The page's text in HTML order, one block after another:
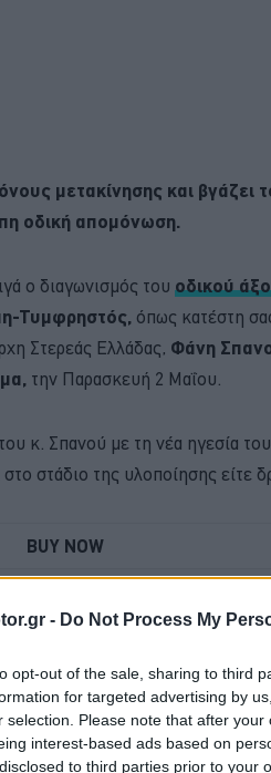
- Do Not Process My
opt-out of the sale, sharing to third
for targeted advertising by
selection. Please note that after
interest-based ads based on
to third parties prior to your
μετακίνησης και βγάζει
οδική απομόνωση.
ο διαγωνισμός του οδικού
Τυμφρηστός, όπως κατέστη
Στερεάς Ελλάδας, Φάνη
την Παρασκευή 2 Μαΐου.
κ. Σπανού με τη νέα ηγεσία
στο στάδιο της υλοποίησης είτε
BUY NOW
SUV ΤΗΣ RENAULT
ΟΙΚΟΓΕΝΕΙΑΚΟ SUV ME 24.990